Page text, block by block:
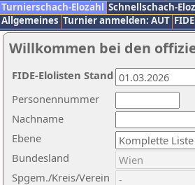
Turnierschach-Elozahl Schnellschach-
Allgemeines Turnier anmelden: AUT FIDE
Willkommen bei den
Nachname
Ebene
Personennummer
Bundesland
Spgem./Kreis/Verein
FIDE-Elolisten Stand